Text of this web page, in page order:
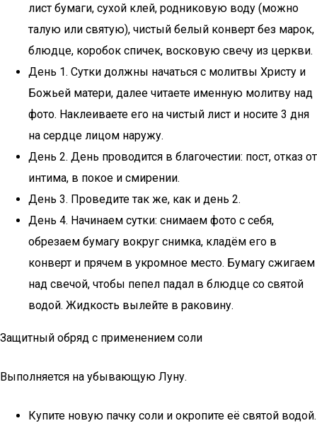
лист бумаги, сухой клей, родниковую воду (можно
талую или святую), чистый белый конверт без марок,
блюдце, коробок спичек, восковую свечу из церкви.
День 1. Сутки должны начаться с молитвы Христу и
Божьей матери, далее читаете именную молитву над
фото. Наклеиваете его на чистый лист и носите 3 дня
на сердце лицом наружу.
День 2. День проводится в благочестии: пост, отказ от
интима, в покое и смирении.
День 3. Проведите так же, как и день 2.
День 4. Начинаем сутки: снимаем фото с себя,
обрезаем бумагу вокруг снимка, кладём его в
конверт и прячем в укромное место. Бумагу сжигаем
над свечой, чтобы пепел падал в блюдце со святой
водой. Жидкость вылейте в раковину.
Защитный обряд с применением соли
Выполняется на убывающую Луну.
Купите новую пачку соли и окропите её святой водой.